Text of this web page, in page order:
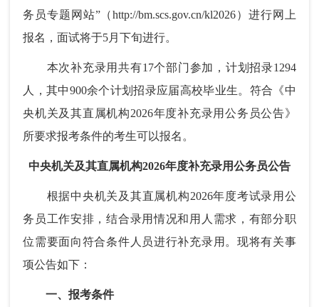
务员专题网站”（http://bm.scs.gov.cn/kl2026）进行网上
报名，面试将于5月下旬进行。
本次补充录用共有17个部门参加，计划招录1294
人，其中900余个计划招录应届高校毕业生。符合《中
央机关及其直属机构2026年度补充录用公务员公告》
所要求报考条件的考生可以报名。
中央机关及其直属机构2026年度补充录用公务员公告
根据中央机关及其直属机构2026年度考试录用公
务员工作安排，结合录用情况和用人需求，有部分职
位需要面向符合条件人员进行补充录用。现将有关事
项公告如下：
一、报考条件